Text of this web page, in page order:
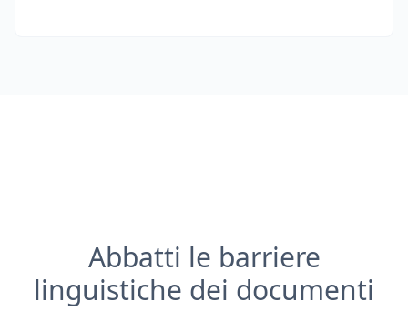
Abbatti le barriere
linguistiche dei documenti